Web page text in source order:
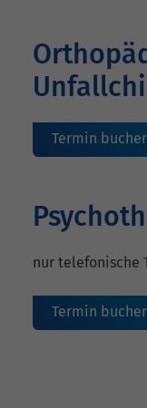
Termin
nur telefonische
Termin